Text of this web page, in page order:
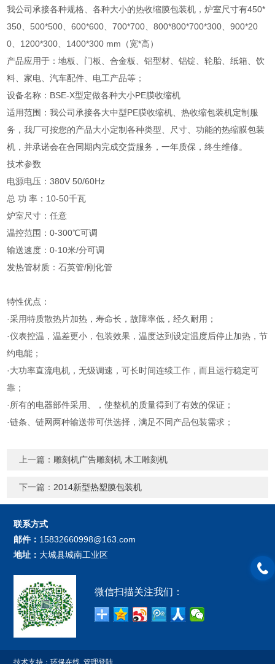
我公司承接各种规格、各种大小的热收缩膜包装机，炉室尺寸有450*
350、500*500、600*600、700*700、800*800*700*300、900*20
0、1200*300、1400*300 mm（宽*高）
产品应用于：地板、门板、合金板、铝型材、铝锭、轮胎、纸箱、饮
料、家电、汽车配件、电工产品等；
设备名称：BSE-X型定做各种大小PE膜收缩机
适用范围：我公司承接各大中型PE膜收缩机、热收缩包装机定制服
务，我厂可按您的产品大小定制各种类型、尺寸、功能的热缩膜包装
机，并承诺会在合同期内完成交货服务，一年质保，终生维修。
技术参数
电源电压：380V 50/60Hz
总 功 率：10-50千瓦
炉室尺寸：任意
温控范围：0-300℃可调
输送速度：0-10米/分可调
发热管材质：石英管/刚化管
特性优点：
·采用特质散热片加热，寿命长，故障率低，经久耐用；
·仪表控温，温差更小，包装效果，温度达到设定温度后停止加热，节
约电能；
·大功率直流电机，无级调速，可长时间连续工作，而且运行稳定可
靠；
·所有的电器部件采用、，使整机的质量得到了有效的保证；
·链条、链网两种输送带可供选择，满足不同产品包装需求；
上一篇： 雕刻机广告雕刻机 木工雕刻机
下一篇： 2014新型热塑膜包装机
联系方式
邮件： 15832660998@163.com
地址： 大城县城南工业区
微信扫描关注我们：
技术支持：环保在线 管理登陆